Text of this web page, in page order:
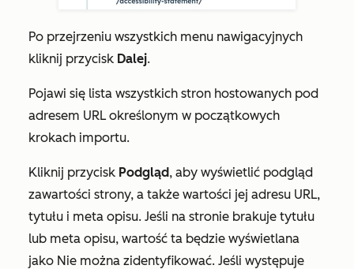
Po przejrzeniu wszystkich menu nawigacyjnych
kliknij przycisk Dalej.
Pojawi się lista wszystkich stron hostowanych pod
adresem URL określonym w początkowych
krokach importu.
Kliknij przycisk Podgląd, aby wyświetlić podgląd
zawartości strony, a także wartości jej adresu URL,
tytułu i meta opisu. Jeśli na stronie brakuje tytułu
lub meta opisu, wartość ta będzie wyświetlana
jako Nie można zidentyfikować. Jeśli występuje